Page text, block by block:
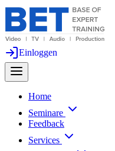
Einloggen
Home
Seminare
Feedback
Services